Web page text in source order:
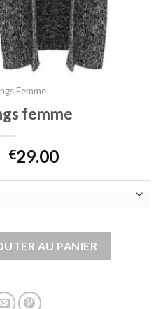
Femme
femme
€29.00
AU PANIER